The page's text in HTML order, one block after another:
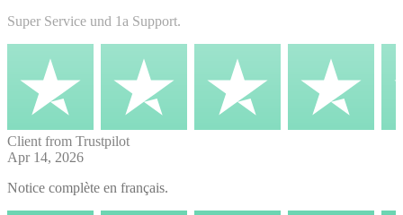
Super Service und 1a Support.
Client from Trustpilot
Apr 14, 2026
Notice complète en français.